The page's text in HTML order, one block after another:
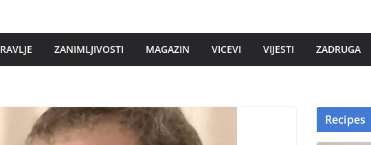
ZANIMLJIVOSTI MAGAZIN VICEVI VIJESTI ZADRUGA
Recipes